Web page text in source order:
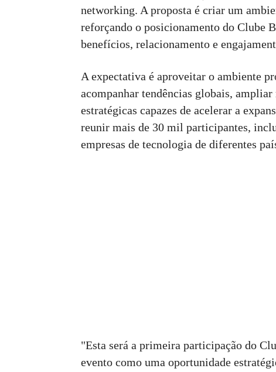
networking. A proposta é criar um
reforçando o posicionamento do Clube
benefícios, relacionamento e
A expectativa é aproveitar o ambiente
acompanhar tendências globais,
estratégicas capazes de acelerar a
reunir mais de 30 mil participantes,
empresas de tecnologia de diferentes
"Esta será a primeira participação do
evento como uma oportunidade